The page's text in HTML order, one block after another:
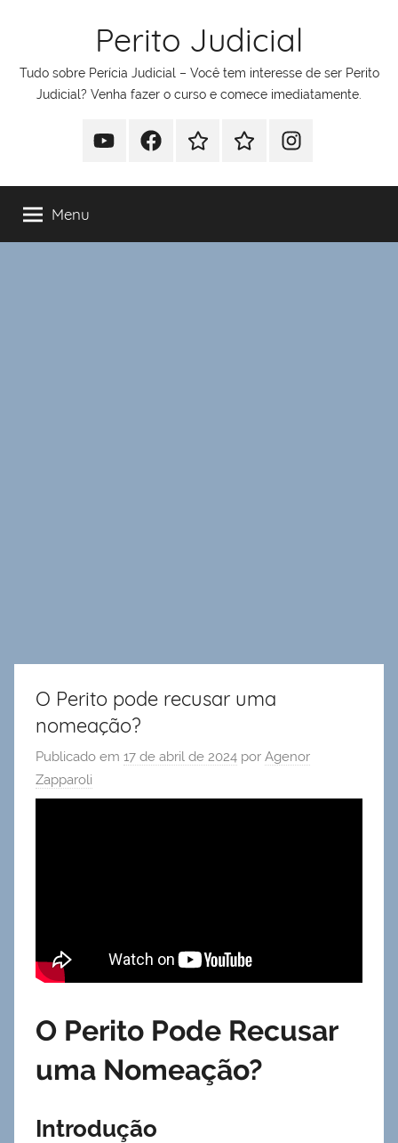
conteúdo
Perito Judicial
Tudo sobre Perícia Judicial – Você tem interesse de ser Perito
Judicial? Venha fazer o curso e comece imediatamente.
YoutubeFacebookWhatsappTelegramInstagram
Menu
O Perito pode recusar uma
nomeação?
Publicado em 17 de abril de 2024 por Agenor
Zapparoli
O Perito Pode Recusar
uma Nomeação?
Introdução